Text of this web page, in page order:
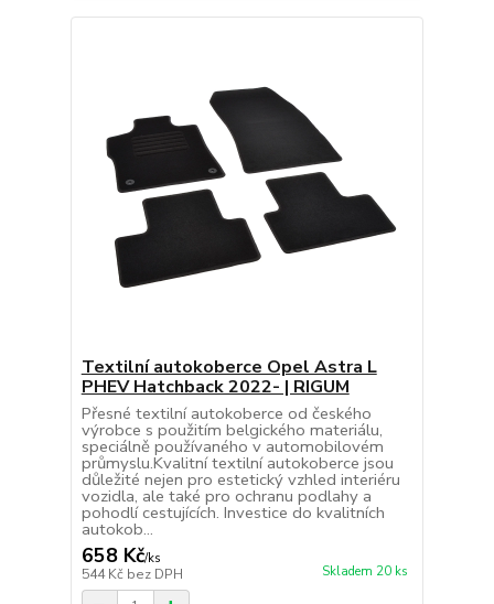
Textilní autokoberce Opel Astra L
PHEV Hatchback 2022- | RIGUM
Přesné textilní autokoberce od českého
výrobce s použitím belgického materiálu,
speciálně používaného v automobilovém
průmyslu.Kvalitní textilní autokoberce jsou
důležité nejen pro estetický vzhled interiéru
vozidla, ale také pro ochranu podlahy a
pohodlí cestujících. Investice do kvalitních
autokob...
658 Kč/ks
544 Kč bez DPH Skladem 20 ks